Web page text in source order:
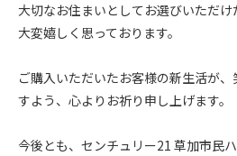
大切なお住まいとしてお選びいただけ
大変嬉しく思っております。
ご購入いただいたお客様の新生活が
すよう、心よりお祈り申し上げます。
今後とも、センチュリー21 草加市民